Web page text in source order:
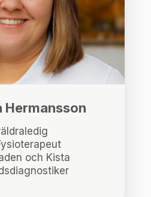
Hermansson
och Kista